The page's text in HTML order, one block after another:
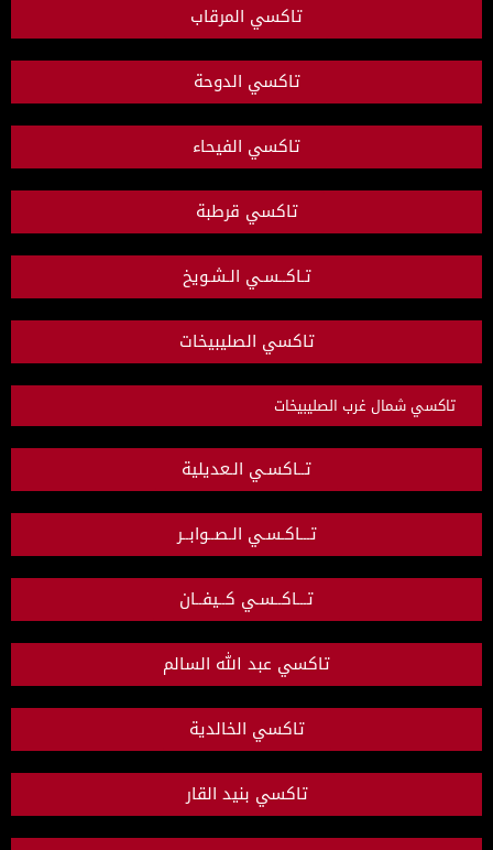
تاكسي المرقاب
تاكسي الدوحة
تاكسي الفيحاء
تاكسي قرطبة
تـاكــسـي الـشـويخ
تاكسي الصليبيخات
تاكسي شمال غرب الصليبيخات
تــاكسـي الـعديلية
تـــاكـسـي الـصــوابــر
تـــاكــسـي كــيفــان
تاكسي عبد الله السالم
تاكسي الخالدية
تاكسي بنيد القار